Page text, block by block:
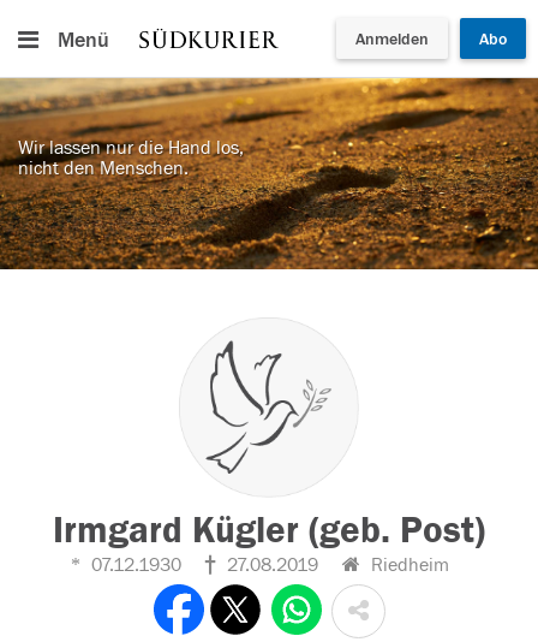
Menü Anmelden Abo
Wir lassen nur die Hand los,
nicht den Menschen.
Irmgard Kügler (geb. Post)
07.12.1930 27.08.2019 Riedheim